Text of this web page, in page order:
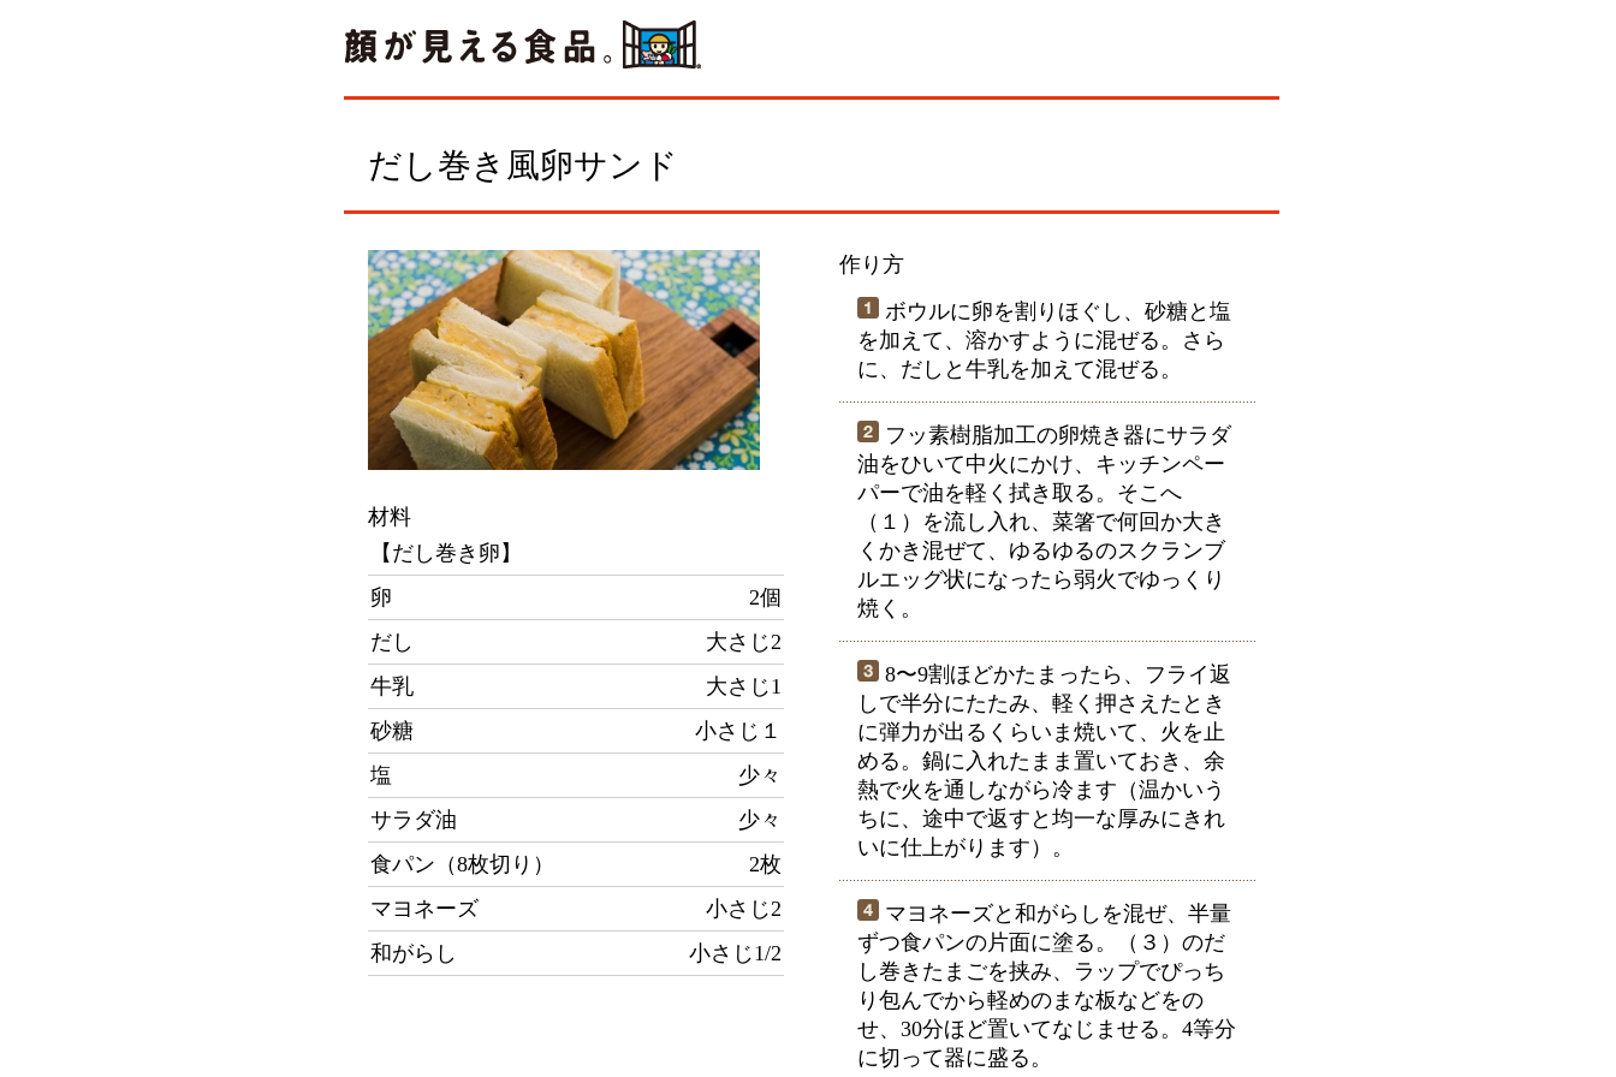
だし巻き風卵サンド
材料
【だし巻き卵】
卵
2個
だし
大さじ2
牛乳
大さじ1
砂糖
小さじ１
塩
少々
サラダ油
少々
食パン（8枚切り）
2枚
マヨネーズ
小さじ2
和がらし
小さじ1/2
作り方
ボウルに卵を割りほぐし、砂糖と塩
を加えて、溶かすように混ぜる。さら
に、だしと牛乳を加えて混ぜる。
フッ素樹脂加工の卵焼き器にサラダ
油をひいて中火にかけ、キッチンペー
パーで油を軽く拭き取る。そこへ
（１）を流し入れ、菜箸で何回か大き
くかき混ぜて、ゆるゆるのスクランブ
ルエッグ状になったら弱火でゆっくり
焼く。
8〜9割ほどかたまったら、フライ返
しで半分にたたみ、軽く押さえたとき
に弾力が出るくらいま焼いて、火を止
める。鍋に入れたまま置いておき、余
熱で火を通しながら冷ます（温かいう
ちに、途中で返すと均一な厚みにきれ
いに仕上がります）。
マヨネーズと和がらしを混ぜ、半量
ずつ食パンの片面に塗る。（３）のだ
し巻きたまごを挟み、ラップでぴっち
り包んでから軽めのまな板などをの
せ、30分ほど置いてなじませる。4等分
に切って器に盛る。